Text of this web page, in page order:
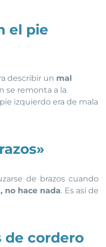
el pie
describir un mal
se remonta a la
izquierdo era de mala
de brazos cuando
no hace nada. Es así de
de cordero